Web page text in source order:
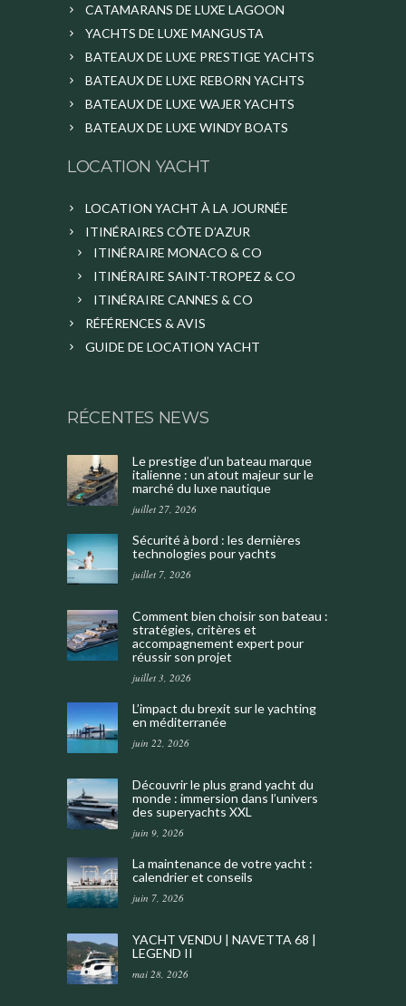
CATAMARANS DE LUXE LAGOON
YACHTS DE LUXE MANGUSTA
BATEAUX DE LUXE PRESTIGE YACHTS
BATEAUX DE LUXE REBORN YACHTS
BATEAUX DE LUXE WAJER YACHTS
BATEAUX DE LUXE WINDY BOATS
LOCATION YACHT
LOCATION YACHT À LA JOURNÉE
ITINÉRAIRES CÔTE D’AZUR
ITINÉRAIRE MONACO & CO
ITINÉRAIRE SAINT-TROPEZ & CO
ITINÉRAIRE CANNES & CO
RÉFÉRENCES & AVIS
GUIDE DE LOCATION YACHT
RÉCENTES NEWS
Le prestige d’un bateau marque
italienne : un atout majeur sur le
marché du luxe nautique
juillet 27, 2026
Sécurité à bord : les dernières
technologies pour yachts
juillet 7, 2026
Comment bien choisir son bateau :
stratégies, critères et
accompagnement expert pour
réussir son projet
juillet 3, 2026
L’impact du brexit sur le yachting
en méditerranée
juin 22, 2026
Découvrir le plus grand yacht du
monde : immersion dans l’univers
des superyachts XXL
juin 9, 2026
La maintenance de votre yacht :
calendrier et conseils
juin 7, 2026
YACHT VENDU | NAVETTA 68 |
LEGEND II
mai 28, 2026